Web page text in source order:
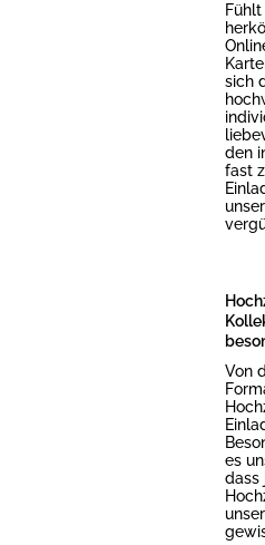
sich
den
fast
Von
es
dass